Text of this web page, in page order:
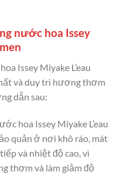
nước hoa Issey
Issey Miyake L’eau
và duy trì hương thơm
dẫn sau:
hoa Issey Miyake L’eau
quản ở nơi khô ráo, mát
và nhiệt độ cao, vì
thơm và làm giảm độ